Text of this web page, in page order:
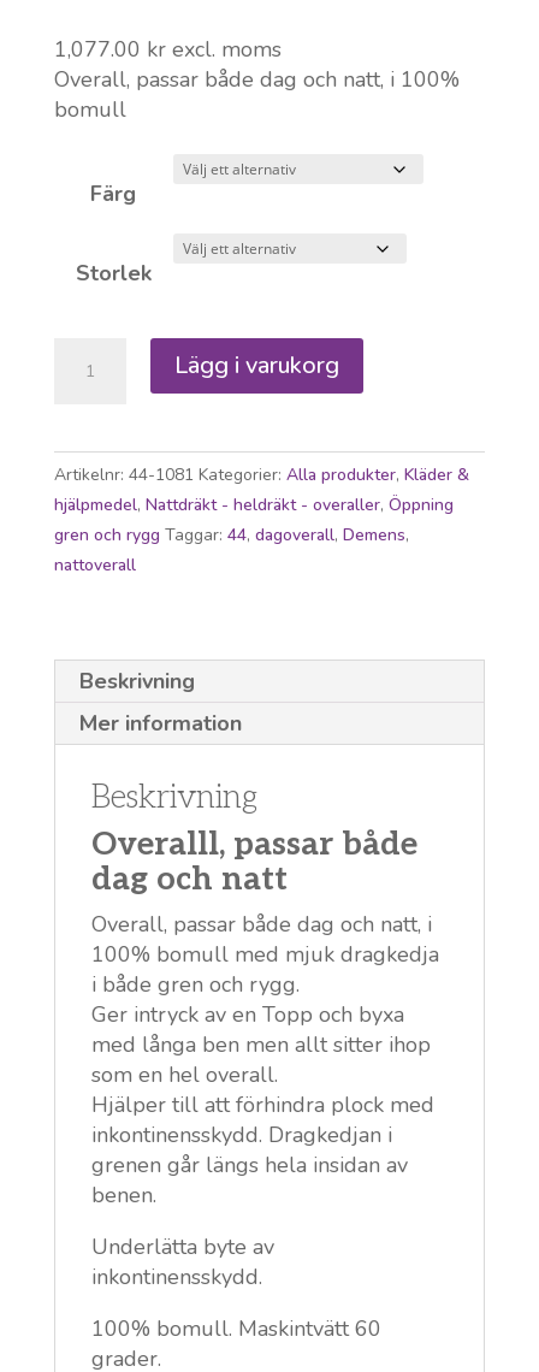
1,077.00 krexcl. moms
Overall, passar både dag och natt, i 100%
bomull
Färg
Storlek
dam
i
gren
och
rygg
Lägg i varukorg
Artikelnr: 44-1081 Kategorier: Alla produkter, Kläder &
hjälpmedel, Nattdräkt - heldräkt - overaller, Öppning
gren och rygg Taggar: 44, dagoverall, Demens,
nattoverall
Beskrivning
Mer information
Beskrivning
Overalll, passar både
dag och natt
Overall, passar både dag och natt, i
100% bomull med mjuk dragkedja
i både gren och rygg.
Ger intryck av en Topp och byxa
med långa ben men allt sitter ihop
som en hel overall.
Hjälper till att förhindra plock med
inkontinensskydd. Dragkedjan i
grenen går längs hela insidan av
benen.
Underlätta byte av
inkontinensskydd.
100% bomull. Maskintvätt 60
grader.